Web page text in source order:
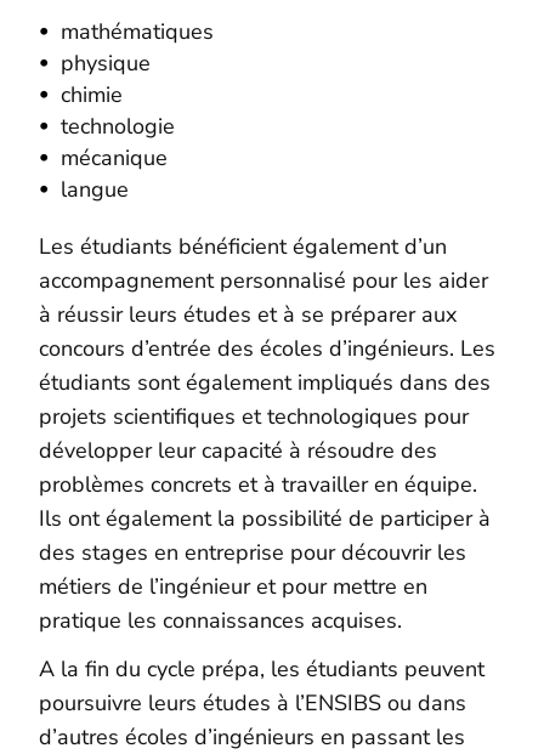
mathématiques
physique
chimie
technologie
mécanique
langue
Les étudiants bénéficient également d’un
accompagnement personnalisé pour les aider
à réussir leurs études et à se préparer aux
concours d’entrée des écoles d’ingénieurs. Les
étudiants sont également impliqués dans des
projets scientifiques et technologiques pour
développer leur capacité à résoudre des
problèmes concrets et à travailler en équipe.
Ils ont également la possibilité de participer à
des stages en entreprise pour découvrir les
métiers de l’ingénieur et pour mettre en
pratique les connaissances acquises.
A la fin du cycle prépa, les étudiants peuvent
poursuivre leurs études à l’ENSIBS ou dans
d’autres écoles d’ingénieurs en passant les